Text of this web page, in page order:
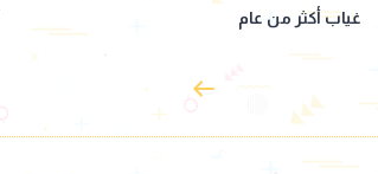
أفضل جراح عمود فقري